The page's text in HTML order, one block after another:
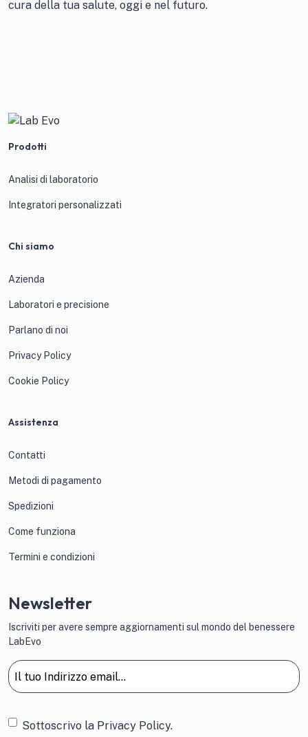
cura della tua salute, oggi e nel futuro.
Prodotti
Analisi di laboratorio
Integratori personalizzati
Chi siamo
Azienda
Laboratori e precisione
Parlano di noi
Privacy Policy
Cookie Policy
Assistenza
Contatti
Metodi di pagamento
Spedizioni
Come funziona
Termini e condizioni
Newsletter
Iscriviti per avere sempre aggiornamenti sul mondo del benessere
LabEvo
Email
Consenso
Sottoscrivo la Privacy Policy.